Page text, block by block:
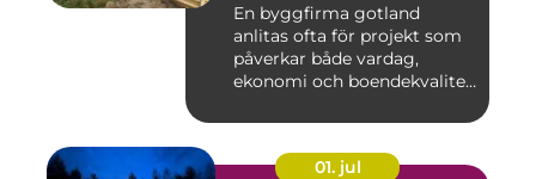
En byggfirma gotland
anlitas ofta för projekt som
påverkar både vardag,
ekonomi och boendekvalitet
01. jul